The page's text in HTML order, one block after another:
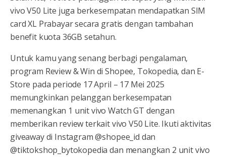
vivo V50 Lite juga berkesempatan mendapatkan SIM
card XL Prabayar secara gratis dengan tambahan
benefit kuota 36GB setahun.
Untuk kamu yang senang berbagi pengalaman,
program Review & Win di Shopee, Tokopedia, dan E-
Store pada periode 17 April – 17 Mei 2025
memungkinkan pelanggan berkesempatan
memenangkan 1 unit vivo Watch GT dengan
memberikan review terkait vivo V50 Lite. Ikuti aktivitas
giveaway di Instagram @shopee_id dan
@tiktokshop_bytokopedia dan menangkan 2 unit vivo